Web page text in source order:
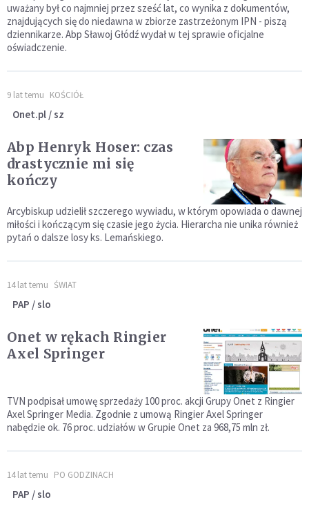
uważany był co najmniej przez sześć lat, co wynika z dokumentów,
znajdujących się do niedawna w zbiorze zastrzeżonym IPN - piszą
dziennikarze. Abp Sławoj Głódź wydał w tej sprawie oficjalne
oświadczenie.
9 lat temu KOŚCIÓŁ
Onet.pl / sz
Abp Henryk Hoser: czas
drastycznie mi się
kończy
Arcybiskup udzielił szczerego wywiadu, w którym opowiada o dawnej
miłości i kończącym się czasie jego życia. Hierarcha nie unika również
pytań o dalsze losy ks. Lemańskiego.
14 lat temu ŚWIAT
PAP / slo
Onet w rękach Ringier
Axel Springer
TVN podpisał umowę sprzedaży 100 proc. akcji Grupy Onet z Ringier
Axel Springer Media. Zgodnie z umową Ringier Axel Springer
nabędzie ok. 76 proc. udziałów w Grupie Onet za 968,75 mln zł.
14 lat temu PO GODZINACH
PAP / slo